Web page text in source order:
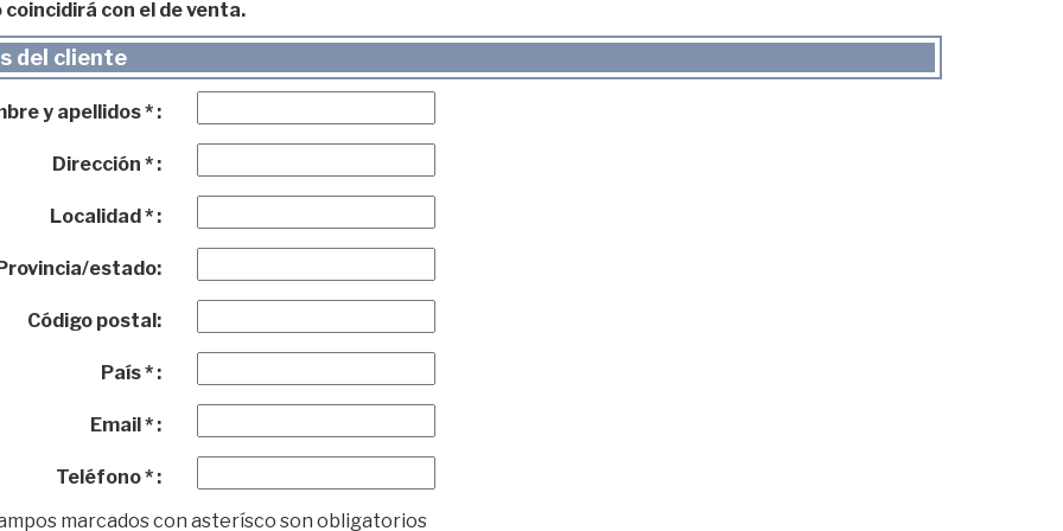
coincidirá con el de venta.
del cliente
y apellidos * :
Dirección * :
Localidad * :
estado:
Código postal:
País * :
Email * :
Teléfono * :
marcados con asterísco son obligatorios